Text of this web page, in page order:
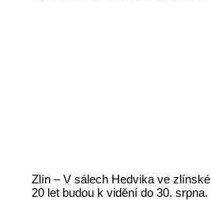
Zlín – V sálech Hedvika ve
20 let budou k vidění do 30. srpna.